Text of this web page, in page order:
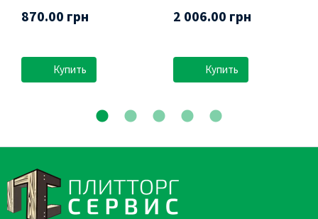
870.00 грн
Купить
2 006.00 грн
Купить